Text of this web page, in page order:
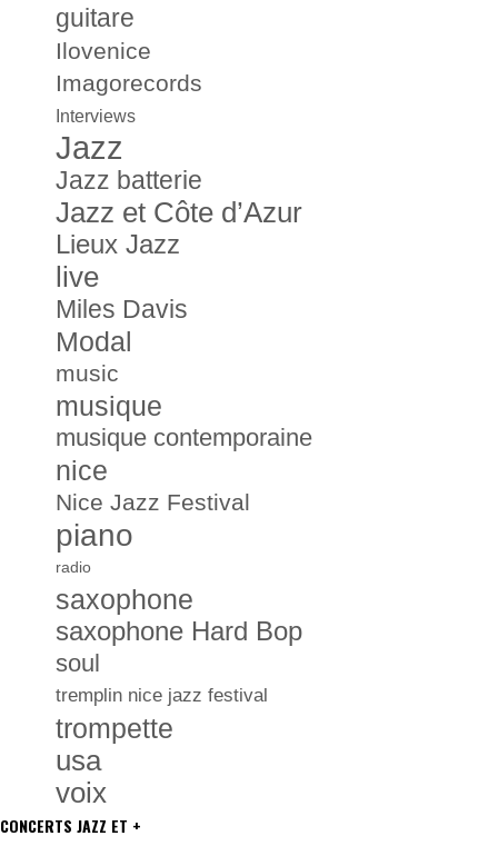
guitare
Ilovenice
Imagorecords
Interviews
Jazz
Jazz batterie
Jazz et Côte d’Azur
Lieux Jazz
live
Miles Davis
Modal
music
musique
musique contemporaine
nice
Nice Jazz Festival
piano
radio
saxophone
saxophone Hard Bop
soul
tremplin nice jazz festival
trompette
usa
voix
CONCERTS JAZZ ET +